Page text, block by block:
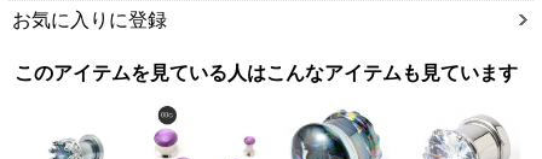
お気に入りに登録
このアイテムを見ている人はこんなアイテムも見ています